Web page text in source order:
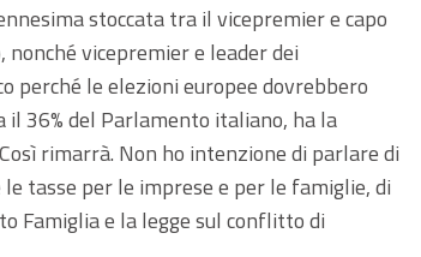
stoccata tra il vicepremier e capo
vicepremier e leader dei
perché le elezioni europee dovrebbero
36% del Parlamento italiano, ha la
rimarrà. Non ho intenzione di parlare di
tasse per le imprese e per le famiglie, di
Famiglia e la legge sul conflitto di